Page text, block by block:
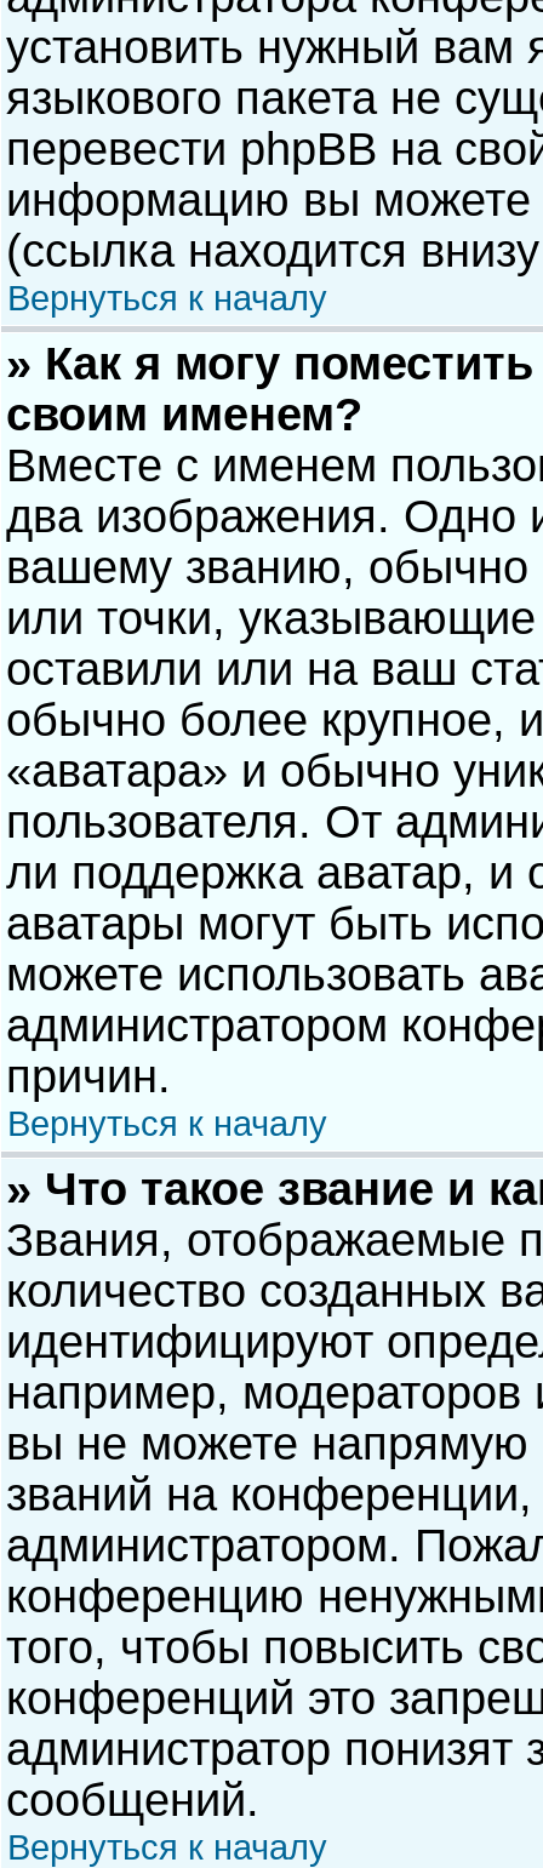
установить нужный вам
языкового пакета не
перевести phpBB на
информацию вы можете
(ссылка находится
Вернуться к началу
» Как я могу
своим именем?
Вместе с именем
два изображения. Одно
вашему званию, обычно
или точки,
оставили или на ваш
обычно более крупное,
«аватара» и обычно
пользователя. От
ли поддержка аватар, и
аватары могут быть
можете использовать
администратором
причин.
Вернуться к началу
» Что такое звание и
Звания, отображаемые
количество созданных
идентифицируют
например,
вы не можете напрямую
званий на
администратором.
конференцию
того, чтобы повысить
конференций это
администратор понизят
сообщений.
Вернуться к началу